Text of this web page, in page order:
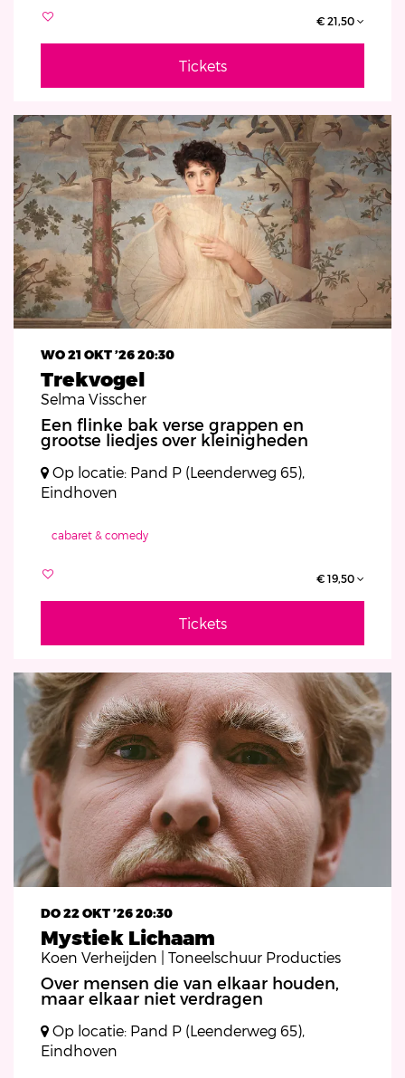
€ 21,50
Tickets
Trekvogel
Selma Visscher
WO 21 OKT ’2620:30
Een flinke bak verse grappen en
grootse liedjes over kleinigheden
Op locatie: Pand P (Leenderweg 65),
Eindhoven
cabaret & comedy
€ 19,50
Tickets
Mystiek Lichaam
Koen Verheijden | Toneelschuur Producties
DO 22 OKT ’2620:30
Over mensen die van elkaar houden,
maar elkaar niet verdragen
Op locatie: Pand P (Leenderweg 65),
Eindhoven